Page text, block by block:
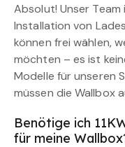
Absolut! Unser
Installation von
können frei wählen,
möchten – es ist
Modelle für unseren
müssen die Wallbox
Benötige ich
für meine